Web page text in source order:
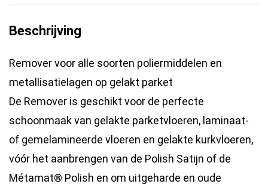
Beschrijving
Remover voor alle soorten poliermiddelen en
metallisatielagen op gelakt parket
De Remover is geschikt voor de perfecte
schoonmaak van gelakte parketvloeren, laminaat-
of gemelamineerde vloeren en gelakte kurkvloeren,
vóór het aanbrengen van de Polish Satijn of de
Métamat® Polish en om uitgeharde en oude